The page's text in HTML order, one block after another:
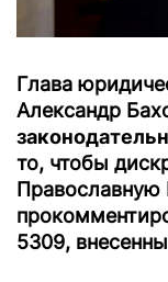
Глава
Александр
то, чтобы
Православную
5309,